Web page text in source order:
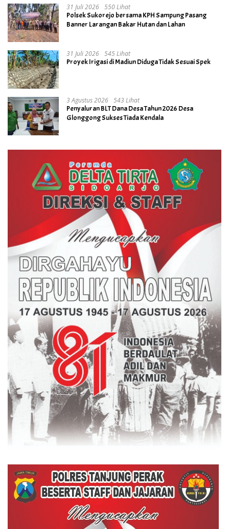
31 Juli 2026 550 Lihat
Polsek Sukorejo bersama KPH Sampung Pasang
Banner Larangan Bakar Hutan dan Lahan
31 Juli 2026 545 Lihat
Proyek Irigasi di Madiun Diduga Tidak Sesuai Spek
3 Agustus 2026 543 Lihat
Penyaluran BLT Dana Desa Tahun 2026 Desa
Glonggong Sukses Tiada Kendala